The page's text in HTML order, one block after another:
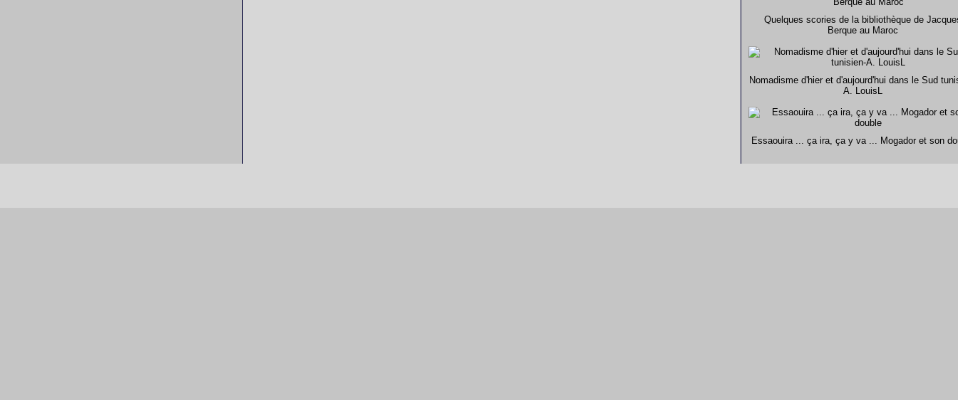
Quelques scories de la bibliothèque de
Berque au Maroc
Nomadisme d'hier et d'aujourd'hui dans le Sud
A. LouisL
Essaouira ... ça ira, ça y va ... Mogador et son